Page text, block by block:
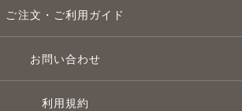
ご注文・ご利用ガイド
お問い合わせ
利用規約